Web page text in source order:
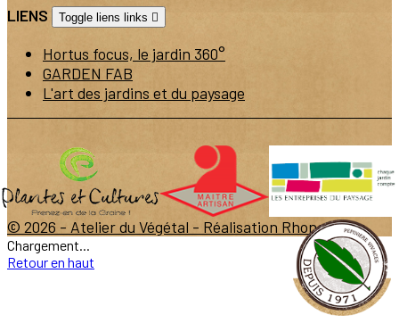
LIENS
Toggle liens links 
Hortus focus, le jardin 360°
GARDEN FAB
L'art des jardins et du paysage
© 2026 - Atelier du Végétal - Réalisation Rhonalpcom
Chargement...
Retour en haut